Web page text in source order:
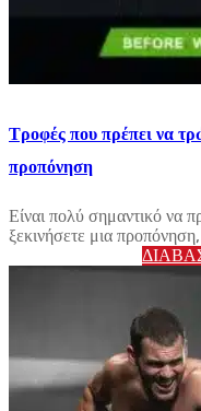
Τροφές που πρέπει να
προπόνηση
Είναι πολύ σημαντικό να
ξεκινήσετε μια